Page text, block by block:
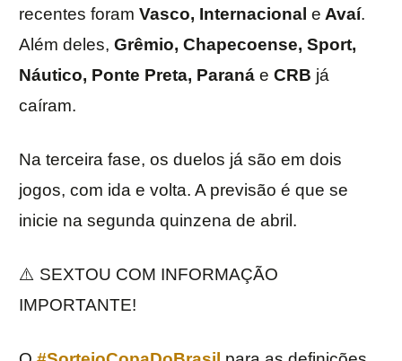
recentes foram Vasco, Internacional e Avaí.
Além deles, Grêmio, Chapecoense, Sport,
Náutico, Ponte Preta, Paraná e CRB já
caíram.
Na terceira fase, os duelos já são em dois
jogos, com ida e volta. A previsão é que se
inicie na segunda quinzena de abril.
⚠️ SEXTOU COM INFORMAÇÃO
IMPORTANTE!